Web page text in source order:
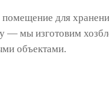
для
— мы изготовим
объектами.